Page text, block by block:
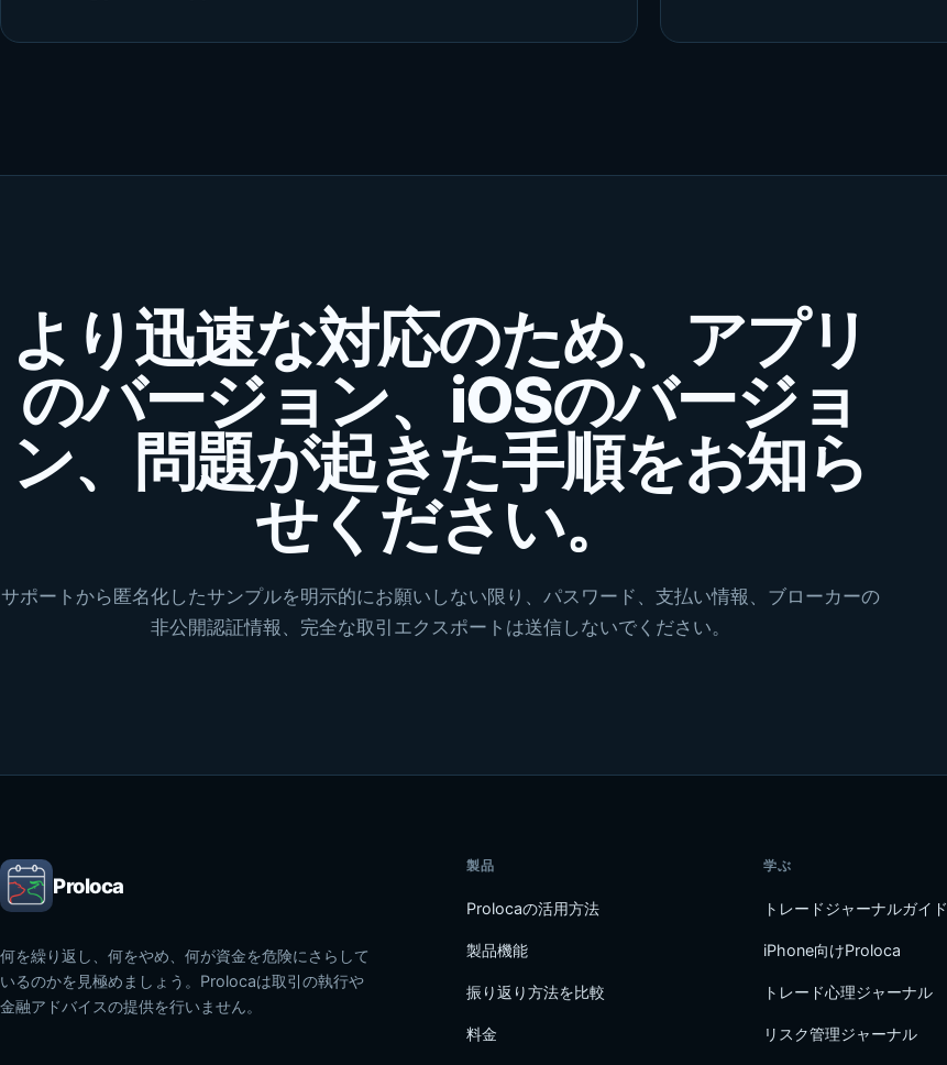
より迅速な対応のため、アプリ
のバージョン、iOSのバージョ
ン、問題が起きた手順をお知ら
せください。
サポートから匿名化したサンプルを明示的にお願いしない限り、パスワード、支払い情報、ブローカーの
非公開認証情報、完全な取引エクスポートは送信しないでください。
Proloca
何を繰り返し、何をやめ、何が資金を危険にさらして
いるのかを見極めましょう。Prolocaは取引の執行や
金融アドバイスの提供を行いません。
製品
Prolocaの活用方法
製品機能
振り返り方法を比較
料金
学ぶ
トレードジャーナルガイド
iPhone向けProloca
トレード心理ジャーナル
リスク管理ジャーナル